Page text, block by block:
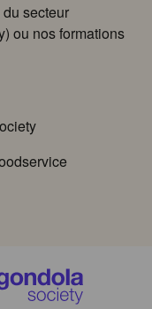
secteur
ou nos formations